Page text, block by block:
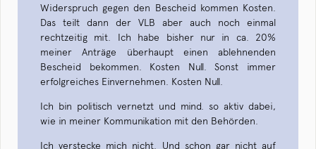
Widerspruch gegen den Bescheid kommen Kosten.
Das teilt dann der VLB aber auch noch einmal
rechtzeitig mit. Ich habe bisher nur in ca. 20%
meiner Anträge überhaupt einen ablehnenden
Bescheid bekommen. Kosten Null. Sonst immer
erfolgreiches Einvernehmen. Kosten Null.
Ich bin politisch vernetzt und mind. so aktiv dabei,
wie in meiner Kommunikation mit den Behörden.
Ich verstecke mich nicht. Und schon gar nicht auf